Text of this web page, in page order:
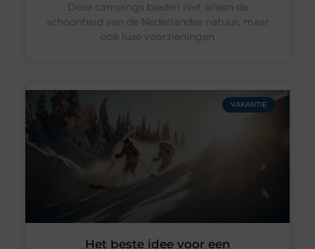
Deze campings bieden niet alleen de
schoonheid van de Nederlandse natuur, maar
ook luxe voorzieningen
VAKANTIE
Het beste idee voor een